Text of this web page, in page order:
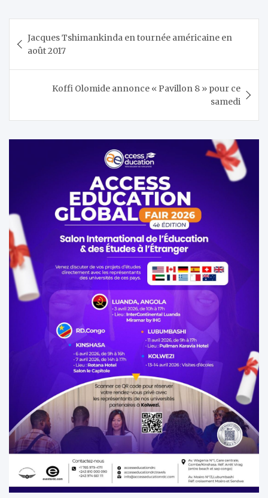
de
l’article
Jacques Tshimankinda en tournée américaine en
août 2017
Koffi Olomide annonce « Pavillon 8 » pour ce
samedi